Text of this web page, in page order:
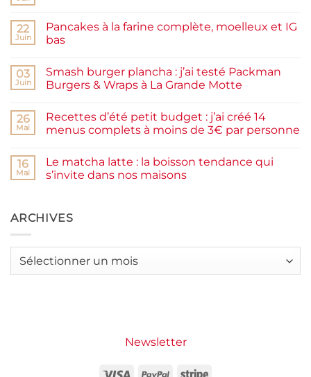
Confiture
de
prunes
et
rapide
22
Juin
Pancakes à la farine complète, moelleux et IG
bas
sur
Pancakes
à
complète,
moelleux
et
03
Juin
Smash burger plancha : j’ai testé Packman
Burgers & Wraps à La Grande Motte
sur
Smash
burger
testé
Packman
Burgers &
Grande
Motte
26
Mai
Recettes d’été petit budget : j’ai créé 14
menus complets à moins de 3€ par personne
sur
Recettes
d’été
j’ai
créé
à
16
Mai
Le matcha latte : la boisson tendance qui
s’invite dans nos maisons
Le
matcha
boisson
ARCHIVES
Archives
Newsletter
Visa PayPal Stripe